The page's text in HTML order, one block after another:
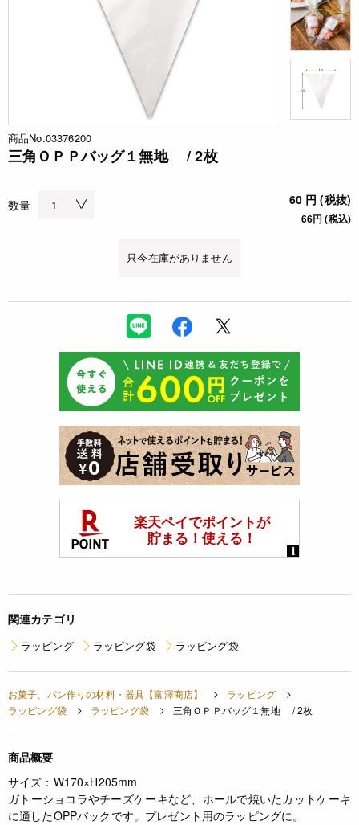
商品No.03376200
三角ＯＰＰバッグ１無地 / 2枚
数量 60 円 (税抜)
66円 (税込)
只今在庫がありません
関連カテゴリ
ラッピング ラッピング袋 ラッピング袋
お菓子、パン作りの材料・器具【富澤商店】
ラッピング
ラッピング袋
ラッピング袋 三角ＯＰＰバッグ１無地 / 2枚
商品概要
サイズ：W170×H205mm
ガトーショコラやチーズケーキなど、ホールで焼いたカットケーキ
に適したOPPバックです。プレゼント用のラッピングに。